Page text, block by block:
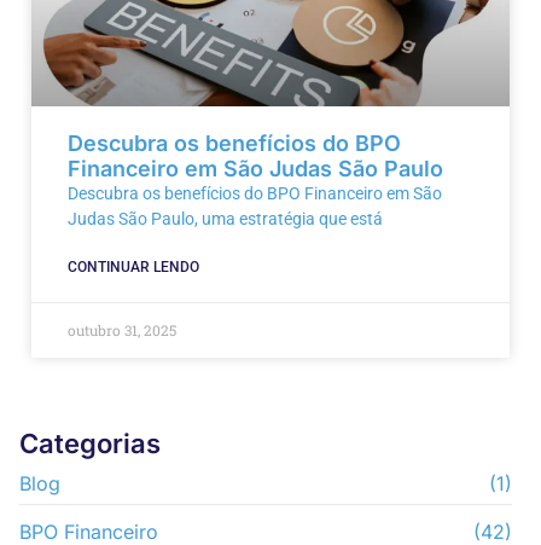
Descubra os benefícios do BPO
Financeiro em São Judas São Paulo
Descubra os benefícios do BPO Financeiro em São
Judas São Paulo, uma estratégia que está
CONTINUAR LENDO
outubro 31, 2025
Categorias
Blog
(1)
BPO Financeiro
(42)